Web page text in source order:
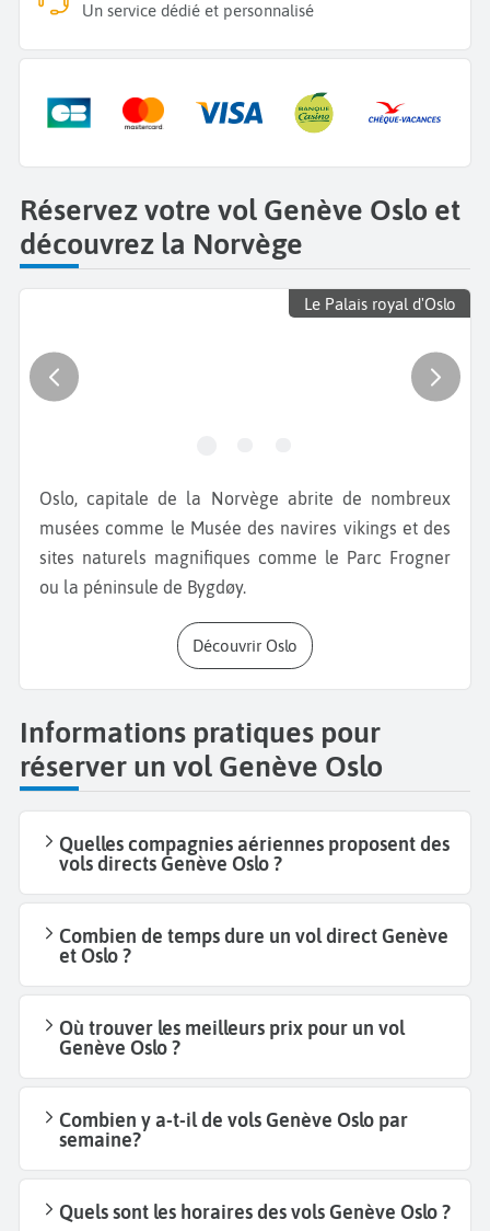
Un service dédié et personnalisé
Réservez votre vol Genève Oslo et
découvrez la Norvège
Le Palais royal d'Oslo
Oslo, capitale de la Norvège abrite de nombreux
musées comme le Musée des navires vikings et des
sites naturels magnifiques comme le Parc Frogner
ou la péninsule de Bygdøy.
Découvrir Oslo
Informations pratiques pour
réserver un vol Genève Oslo
Quelles compagnies aériennes proposent des
vols directs Genève Oslo ?
Combien de temps dure un vol direct Genève
et Oslo ?
Où trouver les meilleurs prix pour un vol
Genève Oslo ?
Combien y a-t-il de vols Genève Oslo par
semaine?
Quels sont les horaires des vols Genève Oslo ?